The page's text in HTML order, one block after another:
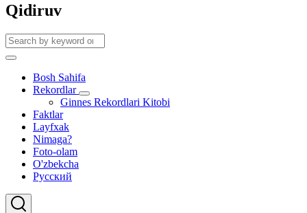
Qidiruv
Search
Search
Main
navigation
Bosh Sahifa
Rekordlar
Rekordlar
sub-
Ginnes Rekordlari Kitobi
Faktlar
Layfxak
Nimaga?
Foto-olam
O'zbekcha
Русский